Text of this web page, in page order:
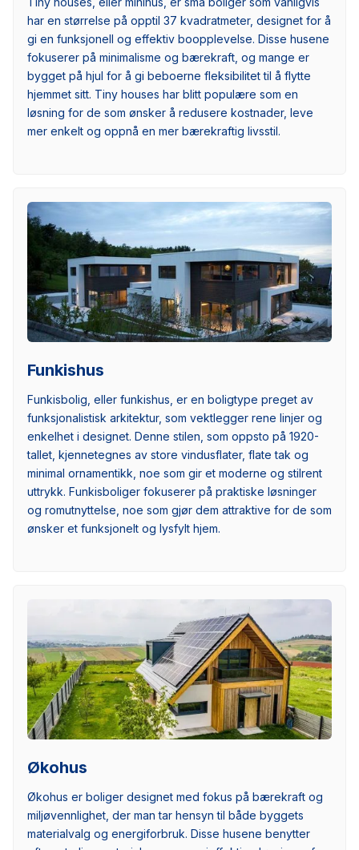
har en størrelse på opptil 37 kvadratmeter, designet for å
gi en funksjonell og effektiv boopplevelse. Disse husene
fokuserer på minimalisme og bærekraft, og mange er
bygget på hjul for å gi beboerne fleksibilitet til å flytte
hjemmet sitt. Tiny houses har blitt populære som en
løsning for de som ønsker å redusere kostnader, leve
mer enkelt og oppnå en mer bærekraftig livsstil.
Funkishus
Funkisbolig, eller funkishus, er en boligtype preget av
funksjonalistisk arkitektur, som vektlegger rene linjer og
enkelhet i designet. Denne stilen, som oppsto på 1920-
tallet, kjennetegnes av store vindusflater, flate tak og
minimal ornamentikk, noe som gir et moderne og stilrent
uttrykk. Funkisboliger fokuserer på praktiske løsninger
og romutnyttelse, noe som gjør dem attraktive for de som
ønsker et funksjonelt og lysfylt hjem.
Økohus
Økohus er boliger designet med fokus på bærekraft og
miljøvennlighet, der man tar hensyn til både byggets
materialvalg og energiforbruk. Disse husene benytter